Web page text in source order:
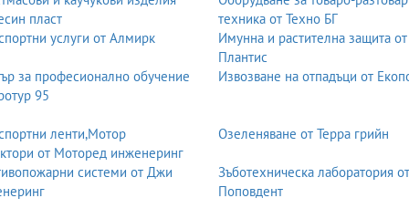
пласт
техника от Техно БГ
услуги от Алмирк
Имунна и растителна защита от
Плантис
за професионално обучение
95
Извозване на отпадъци от
ленти,Мотор
от Моторед инженеринг
Озеленяване от Терра грийн
системи от Джи
Зъботехническа лаборатория от
Поповдент